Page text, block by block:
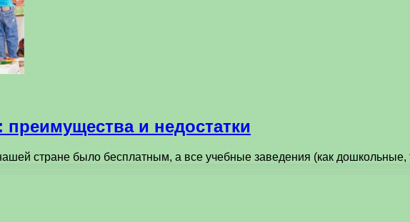
и недостатки
стране было бесплатным, а все учебные заведения (как